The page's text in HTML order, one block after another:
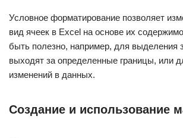
Условное форматирование позволяет
вид ячеек в Excel на основе их
быть полезно, например, для выделения
выходят за определенные границы, или
изменений в данных.
Создание и использование